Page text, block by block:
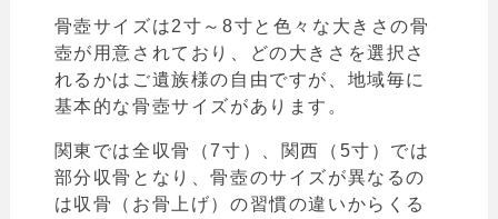
骨壺サイズは2寸～8寸と色々な大きさの骨
壺が用意されており、どの大きさを選択さ
れるかはご遺族様の自由ですが、地域毎に
基本的な骨壺サイズがあります。
関東では全収骨（7寸）、関西（5寸）では
部分収骨となり、骨壺のサイズが異なるの
は収骨（お骨上げ）の習慣の違いからくる